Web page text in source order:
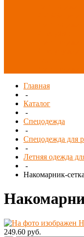
Главная
-
Каталог
-
Спецодежда
-
Спецодежда для
-
Летняя одежда
-
Накомарник-
249.60 руб.